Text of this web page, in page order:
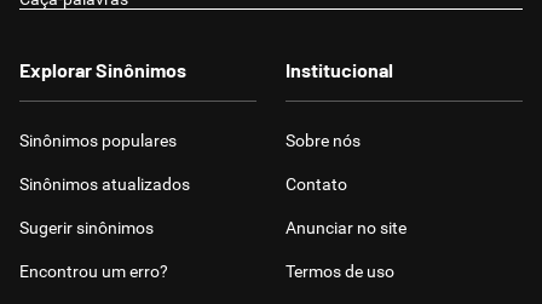
Explorar Sinônimos
Sinônimos populares
Sinônimos atualizados
Sugerir sinônimos
Encontrou um erro?
Institucional
Sobre nós
Contato
Anunciar no site
Termos de uso